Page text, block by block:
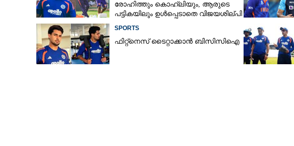
രോഹിത്തും കൊഹ്‌ലിയും, ആരുടെ
പട്ടികയിലും ഉൾപ്പെടാതെ വിജയശില്പി
SPORTS
ഫിറ്റ്നെസ് ടൈറ്റാക്കാൻ ബിസിസിഐ